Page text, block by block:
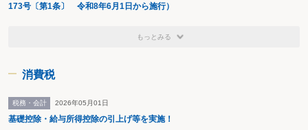
173号〔第1条〕 令和8年6月1日から施行）
もっとみる
消費税
税務・会計 2026年05月01日
基礎控除・給与所得控除の引上げ等を実施！